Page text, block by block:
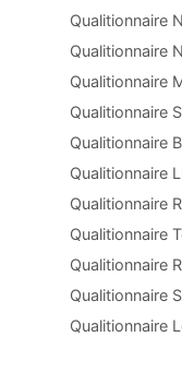
Qualitionnaire
Qualitionnaire
Qualitionnaire
Qualitionnaire
Qualitionnaire
Qualitionnaire
Qualitionnaire
Qualitionnaire
Qualitionnaire
Qualitionnaire
Qualitionnaire